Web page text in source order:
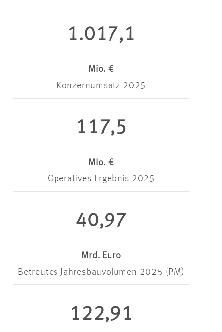
1.017,1
Mio. €
Konzernumsatz 2025
117,5
Mio. €
Operatives Ergebnis 2025
40,97
Mrd. Euro
Betreutes Jahresbauvolumen 2025 (PM)
122,91